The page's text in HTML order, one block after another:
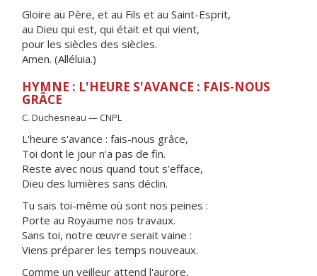
Gloire au Père, et au Fils et au Saint-Esprit,
au Dieu qui est, qui était et qui vient,
pour les siècles des siècles.
Amen. (Alléluia.)
HYMNE : L'HEURE S'AVANCE : FAIS-NOUS
GRÂCE
C. Duchesneau — CNPL
L'heure s'avance : fais-nous grâce,
Toi dont le jour n'a pas de fin.
Reste avec nous quand tout s'efface,
Dieu des lumières sans déclin.
Tu sais toi-même où sont nos peines :
Porte au Royaume nos travaux.
Sans toi, notre œuvre serait vaine :
Viens préparer les temps nouveaux.
Comme un veilleur attend l'aurore,